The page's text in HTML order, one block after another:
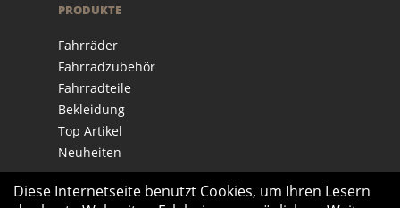
PRODUKTE
Fahrräder
Fahrradzubehör
Fahrradteile
Bekleidung
Top Artikel
Neuheiten
Diese Internetseite benutzt Cookies, um Ihren Lesern